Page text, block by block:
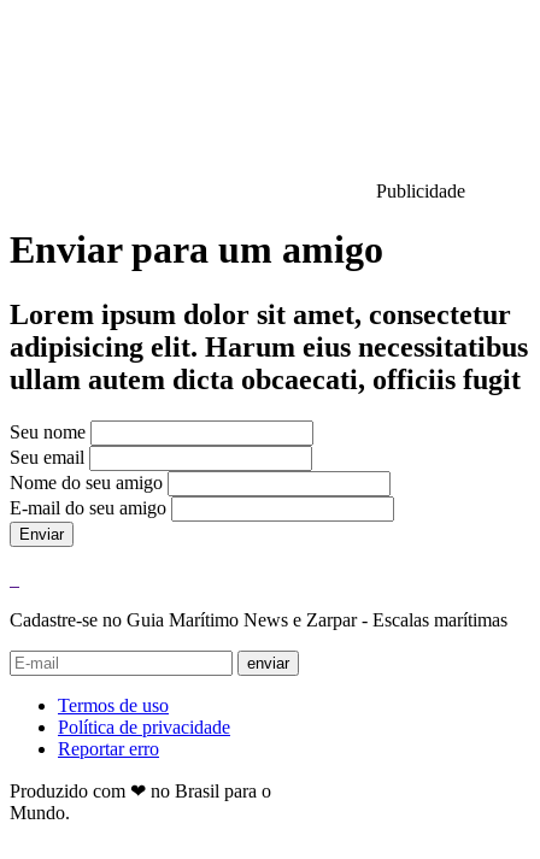
Publicidade
Enviar para um amigo
Lorem ipsum dolor sit amet, consectetur
adipisicing elit. Harum eius necessitatibus
ullam autem dicta obcaecati, officiis fugit
Seu nome
Seu email
Nome do seu amigo
E-mail do seu amigo
Enviar
Cadastre-se no Guia Marítimo News e Zarpar - Escalas marítimas
enviar
Termos de uso
Política de privacidade
Reportar erro
Produzido com ❤ no Brasil para o
Mundo.